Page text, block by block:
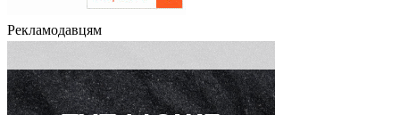
Рекламодавцям